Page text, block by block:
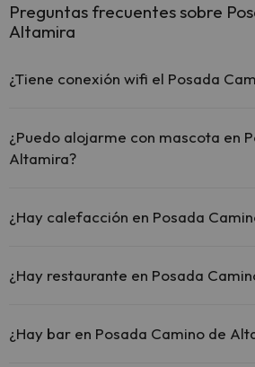
Preguntas frecuentes sobre
Altamira
¿Tiene conexión wifi el Posada
el hotel.
El Posada Camino de Altamira
¿Puedo alojarme con mascota en
Altamira?
¿Hay calefacción en Posada
comunes.
¿Hay restaurante en Posada
¿Hay bar en Posada Camino de